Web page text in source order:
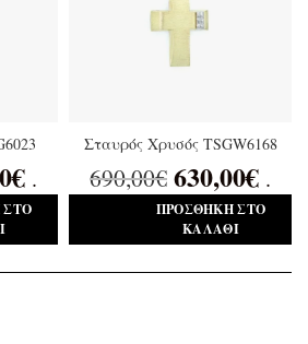
€ .
Σταυρός Χρυσός TSGW6168
690,00€ 630,00€ .
ΠΡΟΣΘΉΚΗ ΣΤΟ
ΚΑΛΆΘΙ